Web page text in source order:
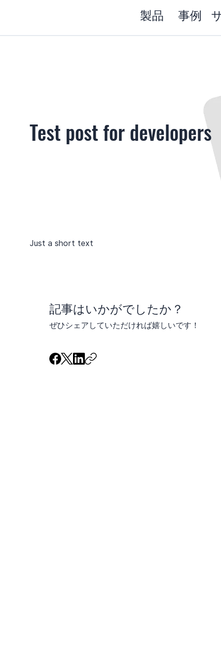
製品 事例
Test post for developers
Just a short text
​記事はいかがでしたか？
ぜひシェアしていただければ嬉しいです！